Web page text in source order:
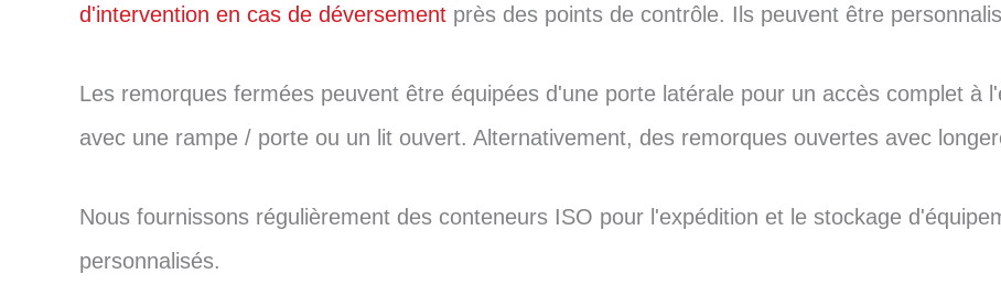
d'intervention en cas de déversement près des points de contrôle. Ils peuvent être
Les remorques fermées peuvent être équipées d'une porte latérale pour un accès complet à
avec une rampe / porte ou un lit ouvert. Alternativement, des remorques ouvertes avec
Nous fournissons régulièrement des conteneurs ISO pour l'expédition et le stockage
personnalisés.